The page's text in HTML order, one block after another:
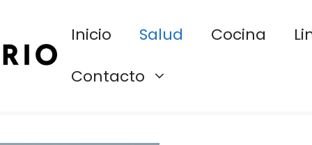
Inicio Salud Cocina
Contacto